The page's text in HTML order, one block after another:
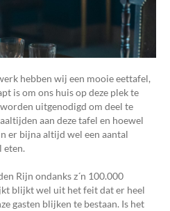
hebben wij een mooie eettafel,
is om ons huis op deze plek te
uitgenodigd om deel te
aan deze tafel en hoewel
er bijna altijd wel een aantal
eten.
Rijn ondanks z´n 100.000
blijkt wel uit het feit dat er heel
gasten blijken te bestaan. Is het